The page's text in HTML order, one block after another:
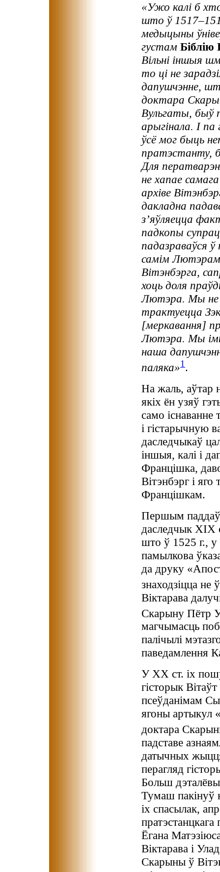
«Ужо калі б
што ў
медыцыны
густам Біблію
Вільні іншыя
то ці не
дапушчэнне,
доктара
Вульгаты, быў
арыгінала. I
ўсё мог быць
пратэстанту,
Для
не хапае
архіве
дакладна
з’яўляецца
падкопы
падазраваўся
самім
Вітэнбэрга,
хоць доля
Лютэра. Мы не
трактуецца
[меркавання]
Лютэра. Мы
наша
паляка»1 .
На жаль, аўтар
якіх ён узяў
само існаванне
і гістарычную
даследчыкаў
іншыя, калі і
Францішка,
Вітэнбэрг і яго
Францішкам.
Першым паддаў
даследчык ХІХ
што ў 1525 г., у
памылкова
да друку
знаходзіцца не
Віктарава
Скарыну Пётр
магчымасць
палічылі
паведамлення
У XX ст. іх
гісторык
псеўданімам
ягоны артыкул
доктара
падставе
датычных
перагляд
Больш
Тумаш пакінуў
іх спасылак,
Ёгана
Віктарава і
Скарыны ў